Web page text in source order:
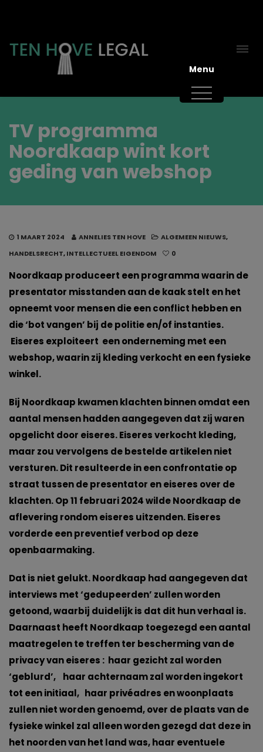
TV programma
Noordkaap wint kort
geding van webshop
1 MAART 2024 ANNELIES TEN HOVE ALGEMEEN NIEUWS,
HANDELSRECHT,INTELLECTUEEL EIGENDOM 0
Noordkaap produceert een programma waarin de
presentator misstanden aan de kaak stelt en het
opneemt voor mensen die een conflict hebben en
die ‘bot vangen’ bij de politie en/of instanties.
Eiseres exploiteert een onderneming met een
webshop, waarin zij kleding verkocht en een fysieke
winkel.
Bij Noordkaap kwamen klachten binnen omdat een
aantal mensen hadden aangegeven dat zij waren
opgelicht door eiseres. Eiseres verkocht kleding,
maar zou vervolgens de bestelde artikelen niet
versturen. Dit resulteerde in een confrontatie op
straat tussen de presentator en eiseres over de
klachten. Op 11 februari 2024 wilde Noordkaap de
aflevering rondom eiseres uitzenden. Eiseres
vorderde een preventief verbod op deze
openbaarmaking.
Dat is niet gelukt. Noordkaap had aangegeven dat
interviews met ‘gedupeerden’ zullen worden
getoond, waarbij duidelijk is dat dit hun verhaal is.
Daarnaast heeft Noordkaap toegezegd een aantal
maatregelen te treffen ter bescherming van de
privacy van eiseres : haar gezicht zal worden
‘geblurd’, haar achternaam zal worden ingekort
tot een initiaal, haar privéadres en woonplaats
zullen niet worden genoemd, over de plaats van de
fysieke winkel zal alleen worden gezegd dat deze in
het noorden van het land was, haar eventuele
Menu